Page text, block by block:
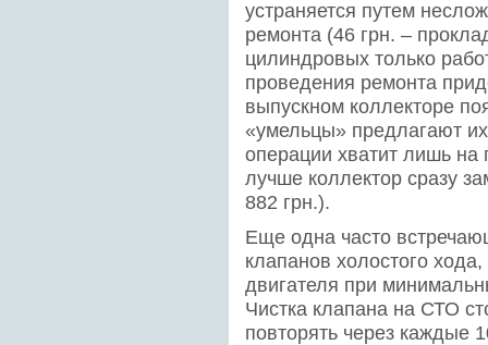
устраняется путем
ремонта (46 грн. –
цилиндровых только
проведения ремонта
выпускном коллекторе
«умельцы» предлагают
операции хватит лишь на
лучше коллектор сразу
882 грн.).
Еще одна часто
клапанов холостого
двигателя при
Чистка клапана на СТО
повторять через каждые